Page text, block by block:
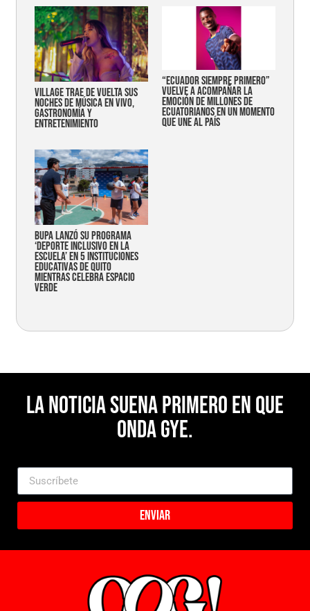
Village trae de vuelta sus
noches de música en vivo,
gastronomía y
entretenimiento
“Ecuador siempre primero”
vuelve a acompañar la
emoción de millones de
ecuatorianos en un momento
que une al país
Bupa lanzó su programa
‘Deporte Inclusivo en la
Escuela’ en 5 instituciones
educativas de Quito
mientras celebra espacio
verde
La noticia suena primero en Que
Onda Gye.
Enviar